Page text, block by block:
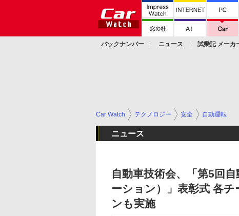
バックナンバー ニュース 試乗記 メーカ
Car Watch テクノロジー 安全 自動運転
ニュース
自動車技術会、「第5回
ーション）」表彰式 各
ンも実施